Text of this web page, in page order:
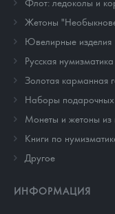
Жетоны
Ювелирные изделия
Русская нумизматика
Золотая карманная
Наборы подарочных
Монеты и жетоны из
Книги по
Другое
ИНФОРМАЦИЯ